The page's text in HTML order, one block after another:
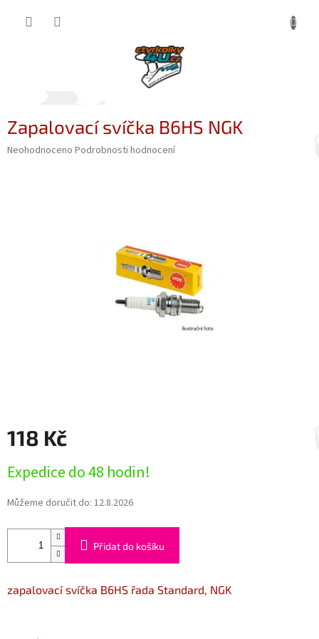
Zapalovací svíčka B6HS NGK
Průměrné
Neohodnoceno Podrobnosti hodnocení
118 Kč
cena:
Expedice do 48 hodin!
Můžeme doručit do: 12.8.2026
Přidat do košíku
zapalovací svíčka B6HS řada Standard, NGK